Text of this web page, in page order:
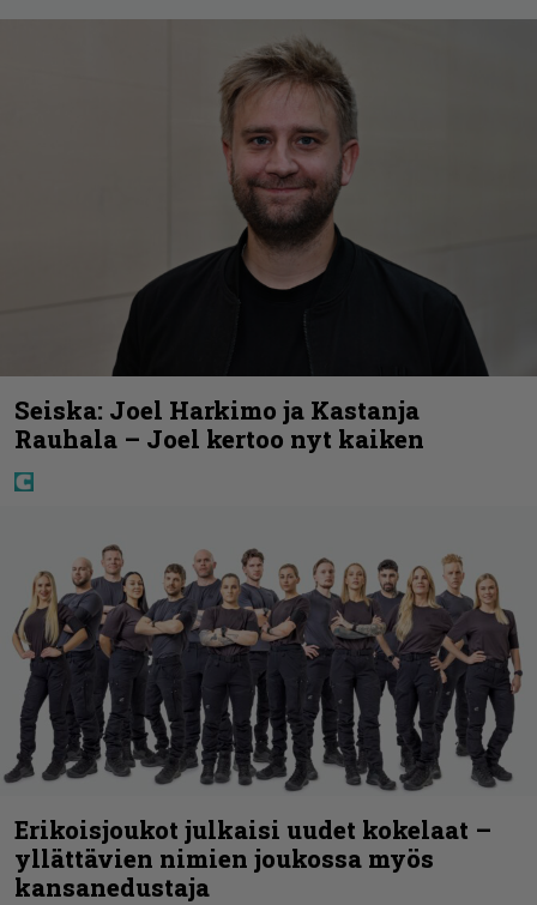
Seiska: Joel Harkimo ja Kastanja
Rauhala – Joel kertoo nyt kaiken
Erikoisjoukot julkaisi uudet kokelaat –
yllättävien nimien joukossa myös
kansanedustaja